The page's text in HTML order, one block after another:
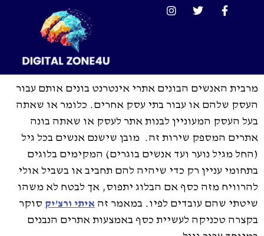
מרבית האנשים הבונים אתרי אינטרנט בונים אותם עבור
העסק שלהם או עבור בתי עסק אחרים. כלומר או שאתה
בעל העסק המעוניין לבנות אתר לעסק או שאתה בונה
אתרים המספק שירות זה. מובן שישנם אנשים בכל גיל
(החל מגיל נוער ועד אנשים בוגרים) המקימים בלוגים
בתחומי עניין רק כדי שיהיה להם תחביב או בשביל אולי
להרוויח מזה כסף אם הבלוג יתפוס, אך לבטח לא משהו
שיטתי שהם עובדים לפיו. במאמר זה איתי ורצ'יק סוקר
בקצרה טכניקה לעשיית כסף באמצעות אתרים הנבנים